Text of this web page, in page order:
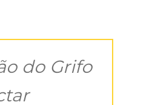
do Grifo